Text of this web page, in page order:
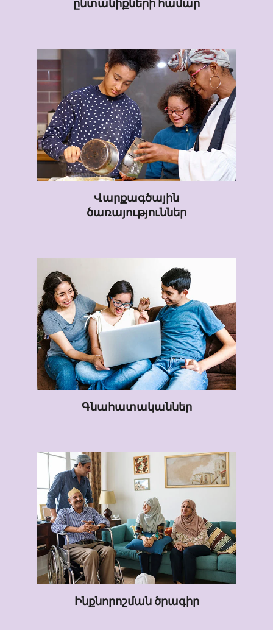
ընտանիքների համար
Վարքագծային
ծառայություններ
Գնահատականներ
Ինքնորոշման ծրագիր